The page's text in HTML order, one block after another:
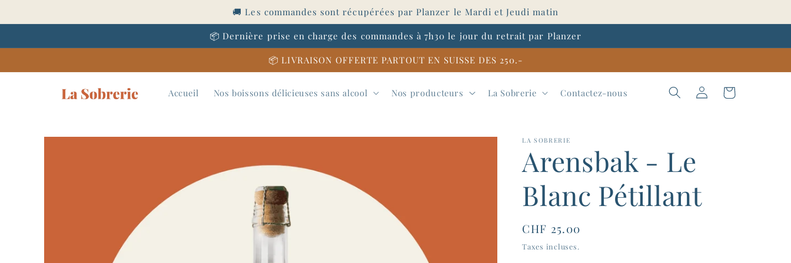
au
🚚 Les commandes sont récupérées par Planzer le Mardi et Jeudi matin
📦 Dernière prise en charge des commandes à 7h30 le jour du retrait par Planzer
📦 LIVRAISON OFFERTE PARTOUT EN SUISSE DES 250.-
Accueil Nos boissons délicieuses sans alcool Nos producteurs La Sobrerie Contactez-nous ConnexionPanier
Passer aux
LA SOBRERIE
Arensbak - Le
Blanc Pétillant
Prix
habituel
CHF 25.00
Taxes incluses.